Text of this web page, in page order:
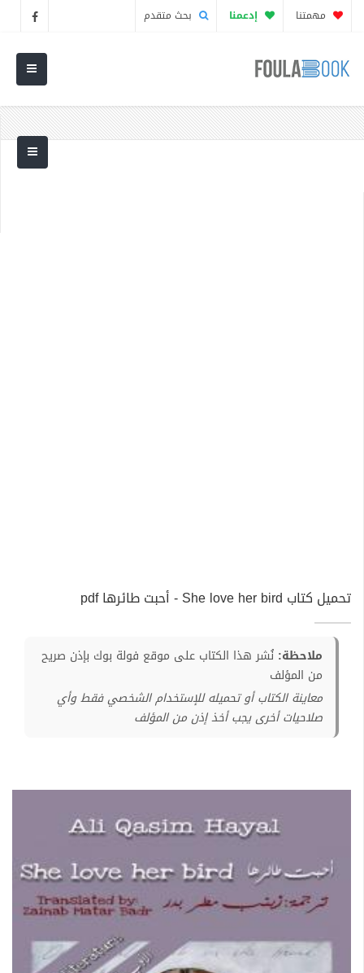
مهمتنا إدعمنا بحث متقدم
تحميل كتاب She love her bird - أحبت طائرها pdf
ملاحظة: نُشر هذا الكتاب على موقع فولة بوك بإذن صريح
من المؤلف
معاينة الكتاب أو تحميله للإستخدام الشخصي فقط وأي
صلاحيات أخرى يجب أخذ إذن من المؤلف